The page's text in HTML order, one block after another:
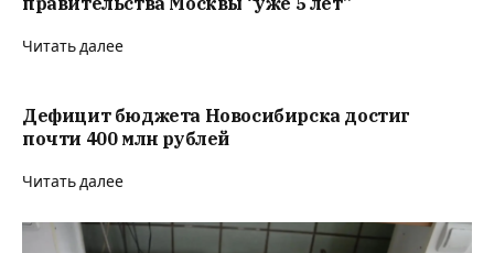
Читать далее
Дефицит бюджета Новосибирска достиг
почти 400 млн рублей
Читать далее